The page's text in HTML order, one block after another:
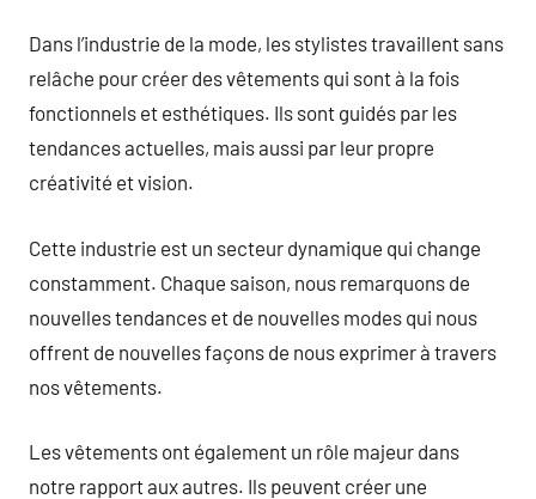
Dans l’industrie de la mode, les stylistes travaillent sans
relâche pour créer des vêtements qui sont à la fois
fonctionnels et esthétiques. Ils sont guidés par les
tendances actuelles, mais aussi par leur propre
créativité et vision.
Cette industrie est un secteur dynamique qui change
constamment. Chaque saison, nous remarquons de
nouvelles tendances et de nouvelles modes qui nous
offrent de nouvelles façons de nous exprimer à travers
nos vêtements.
Les vêtements ont également un rôle majeur dans
notre rapport aux autres. Ils peuvent créer une